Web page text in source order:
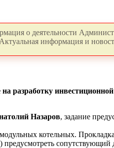
о деятельности
Актуальная информация и
разработку инвестиционной
Назаров, задание
котельных.
сопутствующий